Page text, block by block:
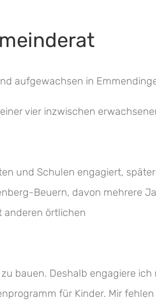
aufgewachsen in
vier inzwischen
und Schulen engagiert,
Beuern, davon mehrere
anderen örtlichen
bauen. Deshalb engagiere
für Kinder. Mir